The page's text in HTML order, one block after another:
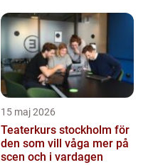
15 maj 2026
Teaterkurs stockholm för
den som vill våga mer på
scen och i vardagen